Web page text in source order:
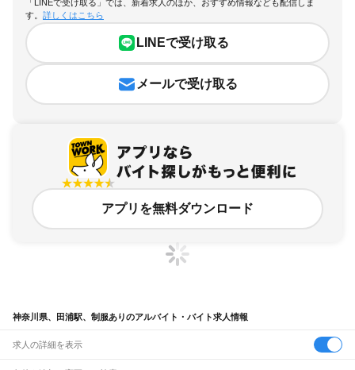
「LINEで受け取る」では、新着求人のほか、おすすめ情報なども配信しま
す。 詳しくはこちら
LINEで受け取る
メールで受け取る
アプリを無料ダウンロード
神奈川県、田浦駅、制服ありのアルバイト・バイト求人情報
求人の詳細を表示